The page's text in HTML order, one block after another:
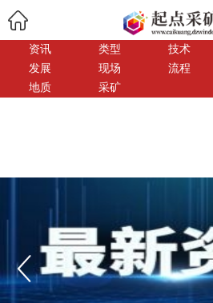
资讯 类型 技术
发展
现场 流程
地质
采矿